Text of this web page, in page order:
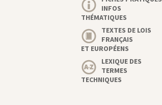
INFOS
THÉMATIQUES
TEXTES DE LOIS
FRANÇAIS
ET EUROPÉENS
LEXIQUE DES
TERMES
TECHNIQUES